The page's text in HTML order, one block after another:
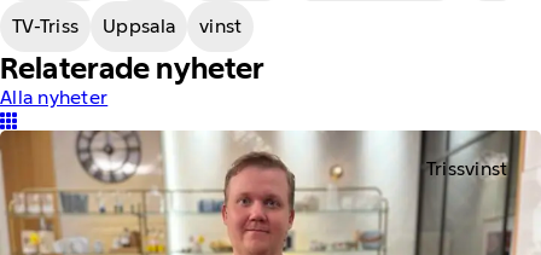
TV-Triss Uppsala vinst
Relaterade nyheter
Alla nyheter
Trissvinst